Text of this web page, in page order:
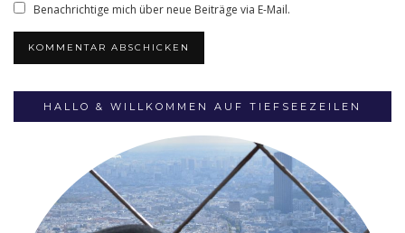
Benachrichtige mich über neue Beiträge via E-Mail.
HALLO & WILLKOMMEN AUF TIEFSEEZEILEN